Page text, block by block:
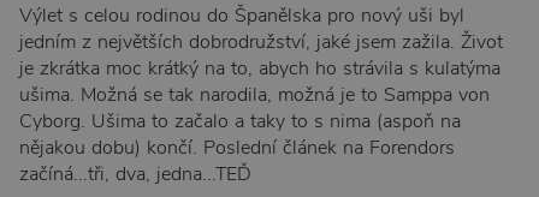
Výlet s celou rodinou do Španělska pro nový uši byl
jedním z největších dobrodružství, jaké jsem zažila. Život
je zkrátka moc krátký na to, abych ho strávila s kulatýma
ušima. Možná se tak narodila, možná je to Samppa von
Cyborg. Ušima to začalo a taky to s nima (aspoň na
nějakou dobu) končí. Poslední článek na Forendors
začíná...tři, dva, jedna...TEĎ